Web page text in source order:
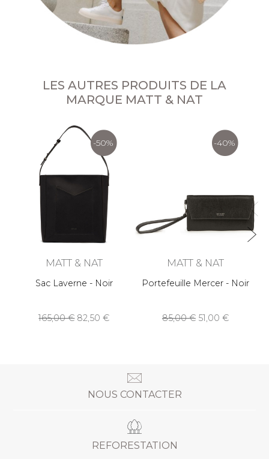
LES AUTRES PRODUITS DE LA
MARQUE MATT & NAT
-50%
MATT & NAT
Sac Laverne - Noir
165,00 82,50
-40%
MATT & NAT
Portefeuille Mercer - Noir
85,00 51,00
NOUS CONTACTER
REFORESTATION